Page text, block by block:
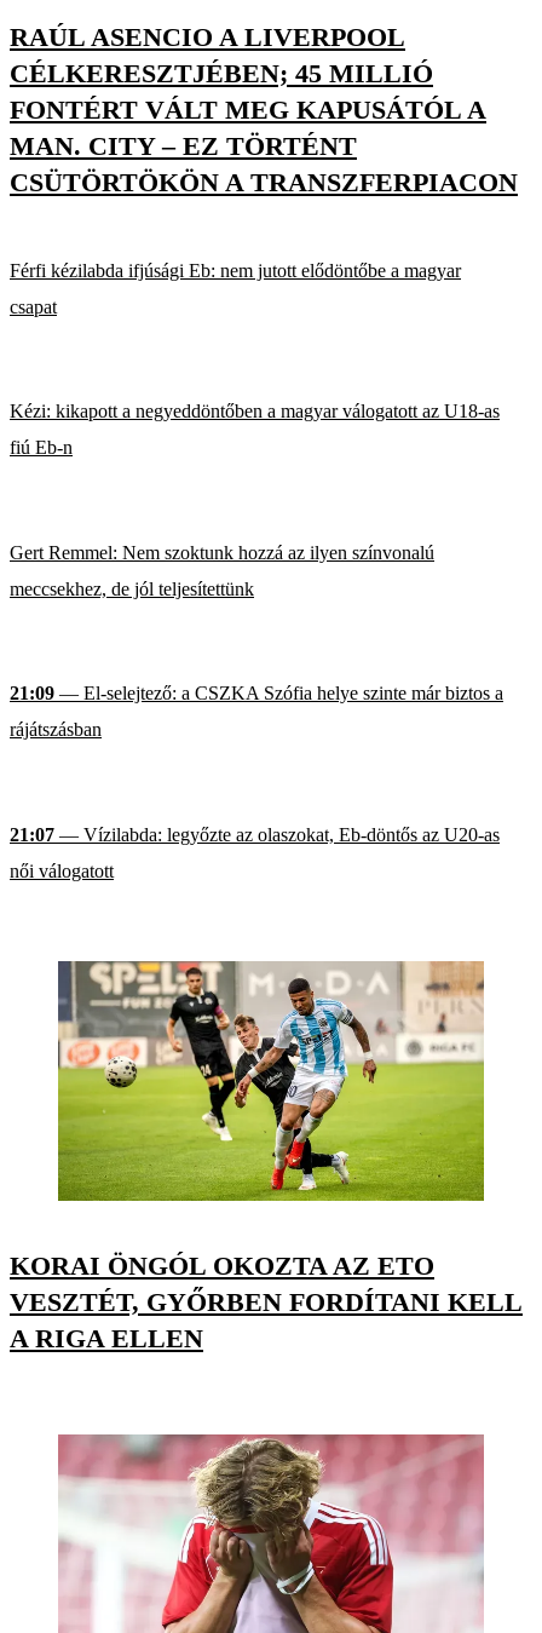
RAÚL ASENCIO A LIVERPOOL
CÉLKERESZTJÉBEN; 45 MILLIÓ
FONTÉRT VÁLT MEG KAPUSÁTÓL A
MAN. CITY – EZ TÖRTÉNT
CSÜTÖRTÖKÖN A TRANSZFERPIACON
Férfi kézilabda ifjúsági Eb: nem jutott elődöntőbe a magyar
csapat
Kézi: kikapott a negyeddöntőben a magyar válogatott az U18-as
fiú Eb-n
Gert Remmel: Nem szoktunk hozzá az ilyen színvonalú
meccsekhez, de jól teljesítettünk
21:09 — El-selejtező: a CSZKA Szófia helye szinte már biztos a
rájátszásban
21:07 — Vízilabda: legyőzte az olaszokat, Eb-döntős az U20-as
női válogatott
KORAI ÖNGÓL OKOZTA AZ ETO
VESZTÉT, GYŐRBEN FORDÍTANI KELL
A RIGA ELLEN